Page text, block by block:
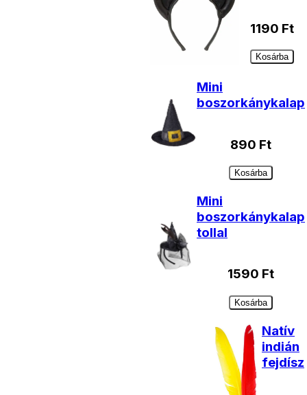
1190 Ft
Kosárba
Mini
boszorkánykalap
890 Ft
Kosárba
Mini
boszorkánykalap
tollal
1590 Ft
Kosárba
Natív
indián
fejdísz